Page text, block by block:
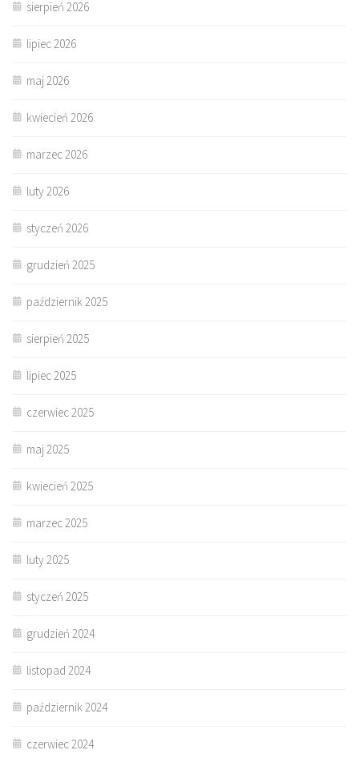
sierpień 2026
lipiec 2026
maj 2026
kwiecień 2026
marzec 2026
luty 2026
styczeń 2026
grudzień 2025
październik 2025
sierpień 2025
lipiec 2025
czerwiec 2025
maj 2025
kwiecień 2025
marzec 2025
luty 2025
styczeń 2025
grudzień 2024
listopad 2024
październik 2024
czerwiec 2024